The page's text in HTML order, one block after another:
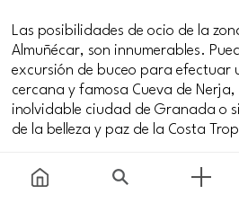
Las posibilidades de ocio de la
Almuñécar, son innumerables.
excursión de buceo para efectuar
cercana y famosa Cueva de
inolvidable ciudad de Granada o
de la belleza y paz de la Costa
Durante toda la temporada, el
todo tipo de cursos, con